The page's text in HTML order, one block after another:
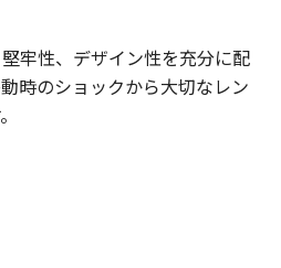
牢性、デザイン性を充分に配
時のショックから大切なレン